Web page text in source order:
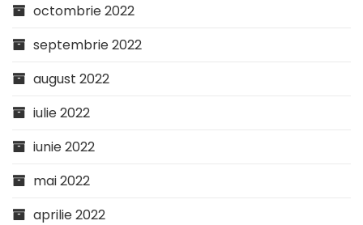
octombrie 2022
septembrie 2022
august 2022
iulie 2022
iunie 2022
mai 2022
aprilie 2022